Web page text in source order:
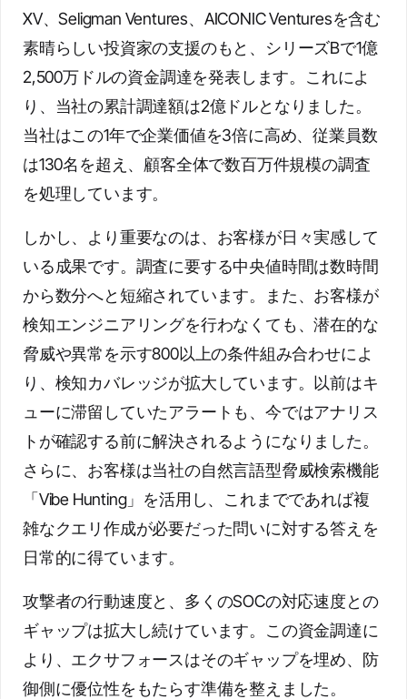
XV、Seligman Ventures、AICONIC Venturesを含む
素晴らしい投資家の支援のもと、シリーズBで1億
2,500万ドルの資金調達を発表します。これによ
り、当社の累計調達額は2億ドルとなりました。
当社はこの1年で企業価値を3倍に高め、従業員数
は130名を超え、顧客全体で数百万件規模の調査
を処理しています。
しかし、より重要なのは、お客様が日々実感して
いる成果です。調査に要する中央値時間は数時間
から数分へと短縮されています。また、お客様が
検知エンジニアリングを行わなくても、潜在的な
脅威や異常を示す800以上の条件組み合わせによ
り、検知カバレッジが拡大しています。以前はキ
ューに滞留していたアラートも、今ではアナリス
トが確認する前に解決されるようになりました。
さらに、お客様は当社の自然言語型脅威検索機能
「Vibe Hunting」を活用し、これまでであれば複
雑なクエリ作成が必要だった問いに対する答えを
日常的に得ています。
攻撃者の行動速度と、多くのSOCの対応速度との
ギャップは拡大し続けています。この資金調達に
より、エクサフォースはそのギャップを埋め、防
御側に優位性をもたらす準備を整えました。